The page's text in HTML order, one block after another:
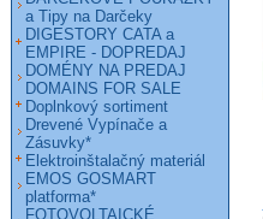
a Tipy na Darčeky
DIGESTORY CATA a
EMPIRE - DOPREDAJ
DOMÉNY NA PREDAJ
DOMAINS FOR SALE
Doplnkový sortiment
Drevené Vypínače a
Zásuvky*
Elektroinštalačný materiál
EMOS GOSMART
platforma*
FOTOVOLTAICKÉ